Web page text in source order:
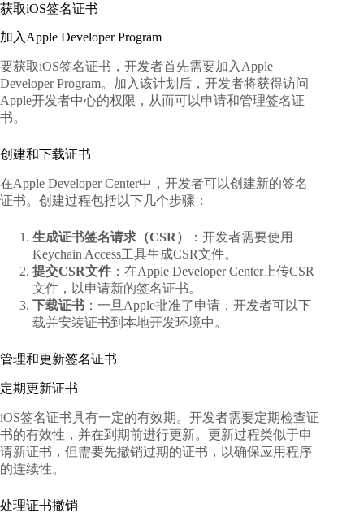
获取iOS签名证书
加入Apple Developer Program
要获取iOS签名证书，开发者首先需要加入Apple
Developer Program。加入该计划后，开发者将获得访问
Apple开发者中心的权限，从而可以申请和管理签名证
书。
创建和下载证书
在Apple Developer Center中，开发者可以创建新的签名
证书。创建过程包括以下几个步骤：
生成证书签名请求（CSR）
：开发者需要使用
Keychain Access工具生成CSR文件。
提交CSR文件 ：在Apple Developer Center上传CSR
文件，以申请新的签名证书。
下载证书 ：一旦Apple批准了申请，开发者可以下
载并安装证书到本地开发环境中。
管理和更新签名证书
定期更新证书
iOS签名证书具有一定的有效期。开发者需要定期检查证
书的有效性，并在到期前进行更新。更新过程类似于申
请新证书，但需要先撤销过期的证书，以确保应用程序
的连续性。
处理证书撤销